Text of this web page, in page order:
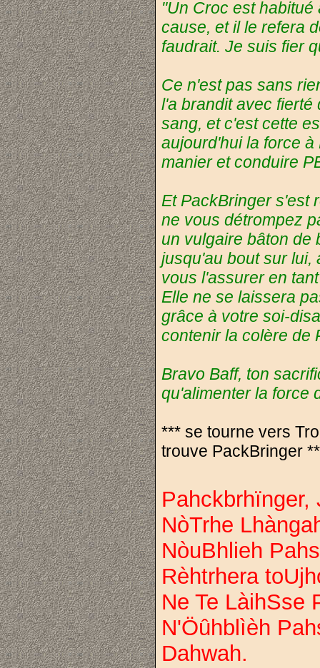
"Un Croc est
cause, et il le refera
faudrait. Je suis fier
Ce n'est pas sans
l'a brandit avec
sang, et c'est cette
aujourd'hui la force
manier et conduire
Et PackBringer s'est
ne vous détrompez
un vulgaire bâton de
jusqu'au bout sur lui,
vous l'assurer en
Elle ne se laissera
grâce à votre soi-
contenir la colère de
Bravo Baff, ton
qu'alimenter la force
*** se tourne vers
trouve PackBringer
Pahckbrhïnger,
NòTrhe
NòuBhlieh
Rèhtrhera
Ne Te LàihSse
N'Öûhblìèh
Dahwah.